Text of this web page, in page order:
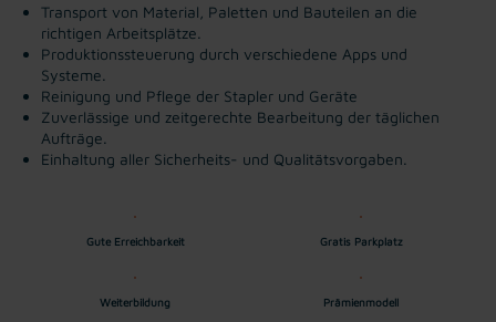
Transport von Material, Paletten und Bauteilen an die
richtigen Arbeitsplätze.
Produktionssteuerung durch verschiedene Apps und
Systeme.
Reinigung und Pflege der Stapler und Geräte
Zuverlässige und zeitgerechte Bearbeitung der täglichen
Aufträge.
Einhaltung aller Sicherheits- und Qualitätsvorgaben.
Gute Erreichbarkeit Gratis Parkplatz
Weiterbildung Prämienmodell